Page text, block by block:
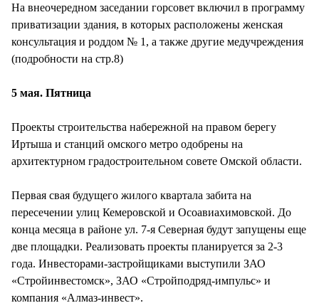
На внеочередном заседании горсовет включил в программу
приватизации здания, в которых расположены женская
консультация и роддом № 1, а также другие медучреждения
(подробности на стр.8)
5 мая. Пятница
Проекты строительства набережной на правом берегу
Иртыша и станций омского метро одобрены на
архитектурном градостроительном совете Омской области.
Первая свая будущего жилого квартала забита на
пересечении улиц Кемеровской и Осоавиахимовской. До
конца месяца в районе ул. 7-я Северная будут запущены еще
две площадки. Реализовать проекты планируется за 2-3
года. Инвесторами-застройщиками выступили ЗАО
«Стройинвестомск», ЗАО «Стройподряд-импульс» и
компания «Алмаз-инвест».